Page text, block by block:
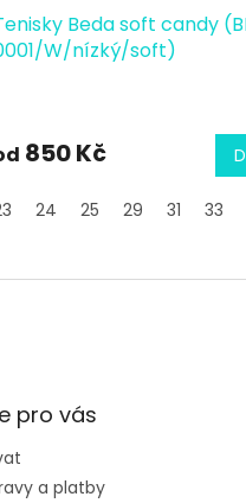
Beda soft candy
W/nízký/soft)
850 Kč
24 25 29 31 33
pro vás
a platby